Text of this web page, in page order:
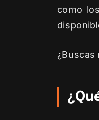
como